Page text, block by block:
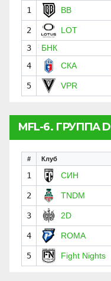
1 BB
2 LOT
3
БНК
4
СКА
5 VPR
MFL-6. ГРУППА D
# Клуб
1 СИН
2 TNDM
3 2D
4 ROMA
5 Fight Nights